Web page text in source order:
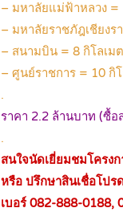
– มหาลัยแม่ฟ้าหลวง =
– มหาลัยราชภัฎเชียงร
– สนามบิน = 8 กิโลเม
– ศูนย์ราชการ = 10 กิ
.
ราคา 2.2 ล้านบาท (ซื้อ
.
สนใจนัดเยี่ยมชมโครงก
หรือ ปรึกษาสินเชื่อโปร
เบอร์ 082-888-0188,